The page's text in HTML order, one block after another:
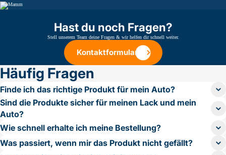
Hast du noch Fragen?
Stell unserem Team deine Fragen & wir helfen dir schnell weiter.
Kontaktformular
Kontaktformular
Häufig Fragen
Finde ich das richtige Produkt für mein Auto?
Sind die Produkte sicher für meinen Lack und mein
Auto?
Wie schnell erhalte ich meine Bestellung?
Was passiert, wenn mir das Produkt nicht gefällt?